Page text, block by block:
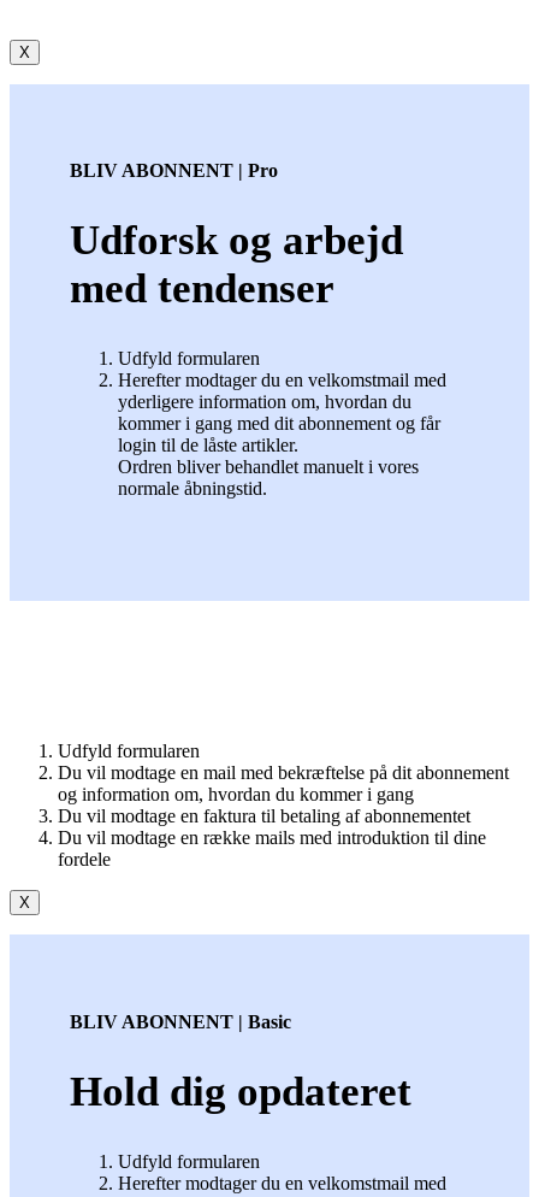
X
BLIV ABONNENT | Pro
Udforsk og arbejd
med tendenser
Udfyld formularen
Herefter modtager du en velkomstmail med
yderligere information om, hvordan du
kommer i gang med dit abonnement og får
login til de låste artikler.
Ordren bliver behandlet manuelt i vores
normale åbningstid.
Udfyld formularen
Du vil modtage en mail med bekræftelse på dit abonnement
og information om, hvordan du kommer i gang
Du vil modtage en faktura til betaling af abonnementet
Du vil modtage en række mails med introduktion til dine
fordele
X
BLIV ABONNENT | Basic
Hold dig opdateret
Udfyld formularen
Herefter modtager du en velkomstmail med